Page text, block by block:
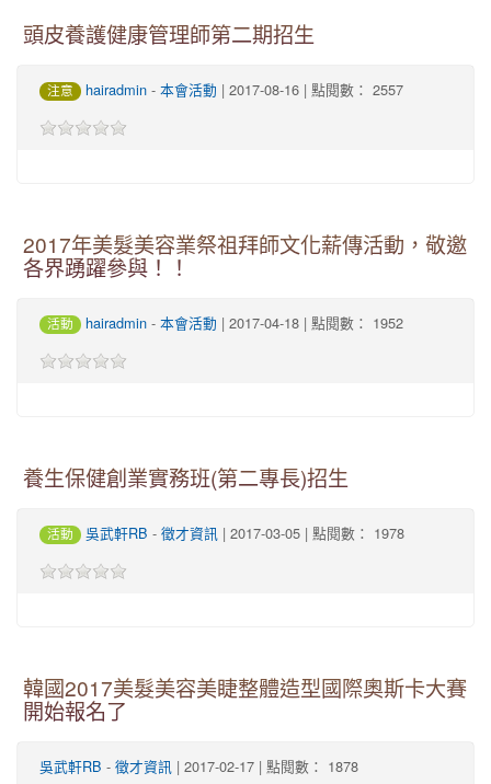
頭皮養護健康管理師第二期招生
注意 hairadmin - 本會活動 | 2017-08-16 | 點閱數： 2557
2017年美髮美容業祭祖拜師文化薪傳活動，敬邀
各界踴躍參與！！
活動 hairadmin - 本會活動 | 2017-04-18 | 點閱數： 1952
養生保健創業實務班(第二專長)招生
活動 吳武軒RB - 徵才資訊 | 2017-03-05 | 點閱數： 1978
韓國2017美髮美容美睫整體造型國際奧斯卡大賽
開始報名了
吳武軒RB - 徵才資訊 | 2017-02-17 | 點閱數： 1878